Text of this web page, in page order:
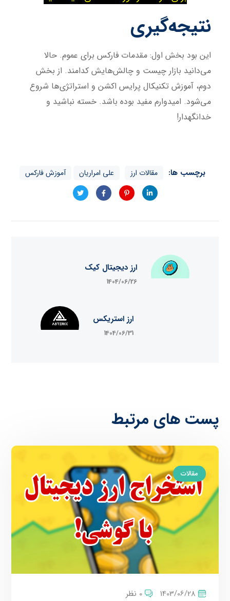
نتیجه‌گیری
این بود بخش اول: مقدمات فارکس برای عموم. حالا
می‌دانید بازار چیست و چالش‌هایش کدامند. از بخش
دوم، آموزش تکنیکال پرایس اکشن و استراتژی‌ها شروع
می‌شود. امیدوارم مفید بوده باشد. خسته نباشید و
خدانگهدار!
برچسب ها: مقالات ارز علی امراریان آموزش فارکس
ارز دیجیتال کیک
1404/06/26
ارز استریکس
1404/06/31
پست های مرتبط
مقالات
1403/06/28 0 نظر